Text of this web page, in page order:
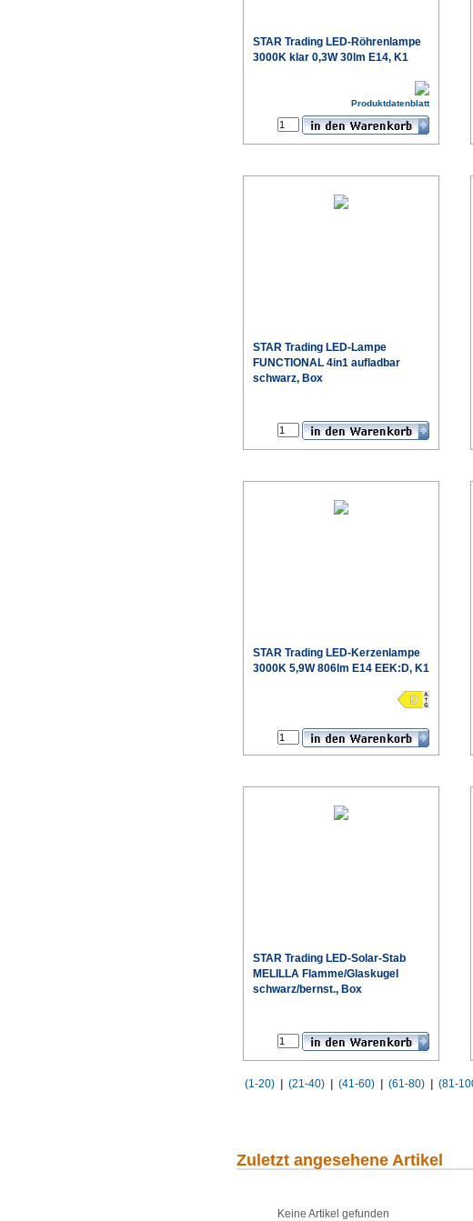
STAR Trading LED-Röhrenlampe
3000K klar 0,3W 30lm E14, K1
Produktdatenblatt
STAR Trading LED-Lampe
FUNCTIONAL 4in1 aufladbar
schwarz, Box
STAR Trading LED-Kerzenlampe
3000K 5,9W 806lm E14 EEK:D, K1
€
STAR Trading LED-Solar-Stab
MELILLA Flamme/Glaskugel
schwarz/bernst., Box
(1-20) (21-40) (41-60) (61-80) (81-
Zuletzt angesehene Artikel
Keine Artikel gefunden